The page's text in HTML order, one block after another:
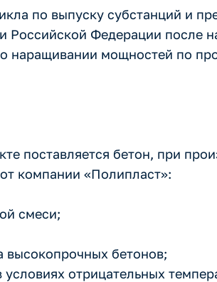
по выпуску субстанций и
Российской Федерации после
наращивании мощностей по
поставляется бетон, при
компании «Полипласт»:
смеси;
высокопрочных бетонов;
отрицательных